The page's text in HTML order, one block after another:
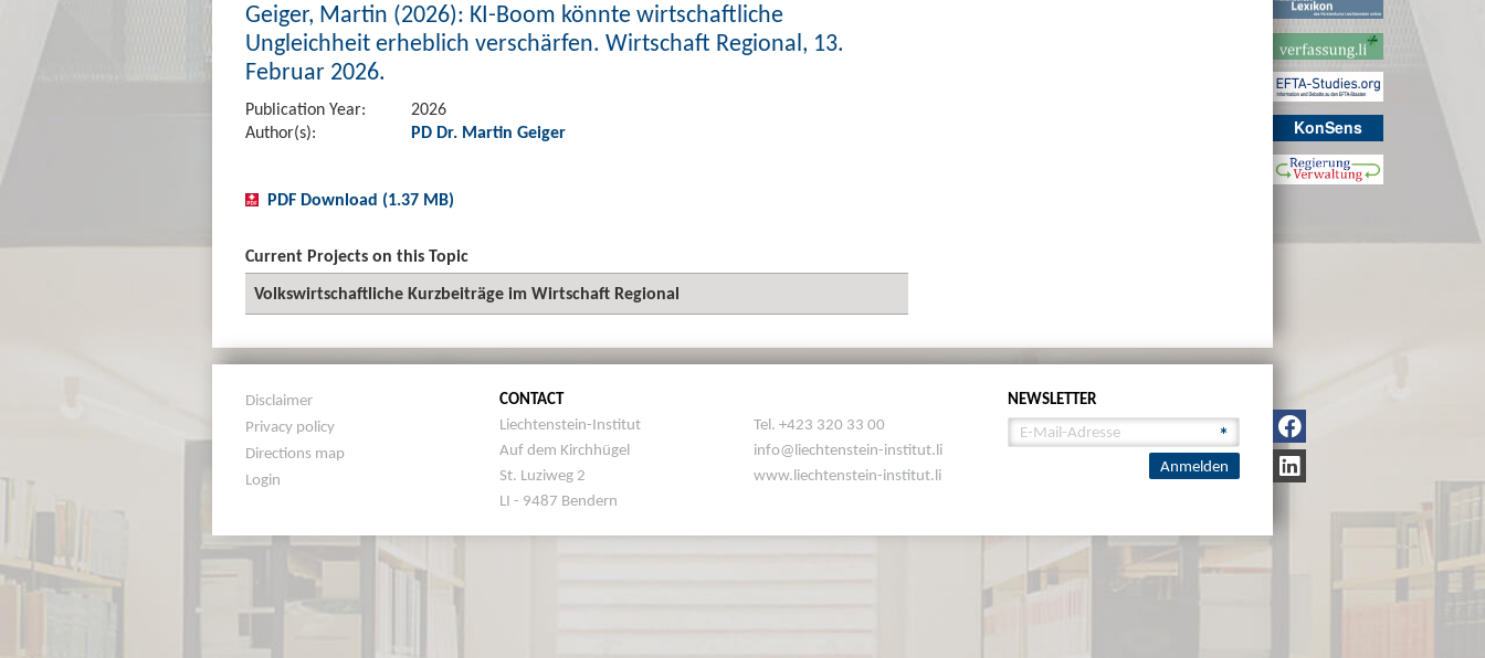
KonSens
Geiger, Martin (2026): KI-Boom könnte wirtschaftliche
Ungleichheit erheblich verschärfen. Wirtschaft Regional, 13.
Februar 2026.
Publication Year:
2026
Author(s):
PD Dr. Martin Geiger
PDF Download (1.37 MB)
Current Projects on this Topic
Volkswirtschaftliche Kurzbeiträge im Wirtschaft Regional
Disclaimer
Privacy policy
Directions map
Login
CONTACT
Liechtenstein-Institut
Auf dem Kirchhügel
St. Luziweg 2
LI - 9487 Bendern
Tel. +423 320 33 00
info@liechtenstein-institut.li
www.liechtenstein-institut.li
NEWSLETTER